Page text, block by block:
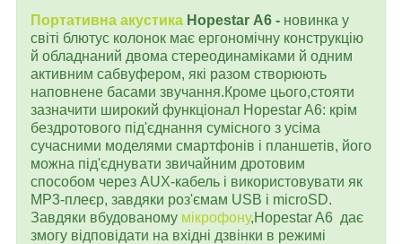
Портативна акустика Hopestar A6 - новинка у
світі блютус колонок має ергономічну конструкцію
й обладнаний двома стереодинаміками й одним
активним сабвуфером, які разом створюють
наповнене басами звучання.Кроме цього,стояти
зазначити широкий функціонал Hopestar A6: крім
бездротового під'єднання сумісного з усіма
сучасними моделями смартфонів і планшетів, його
можна під'єднувати звичайним дротовим
способом через AUX-кабель і використовувати як
MP3-плеєр, завдяки роз'ємам USB і microSD.
Завдяки вбудованому мікрофону,Hopestar A6 дає
змогу відповідати на вхідні дзвінки в режимі